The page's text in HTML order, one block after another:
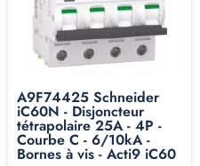
A9F74425 Schneider
iC60N - Disjoncteur
tétrapolaire 25A - 4P -
Courbe C - 6/10kA -
Bornes à vis - Acti9 iC60